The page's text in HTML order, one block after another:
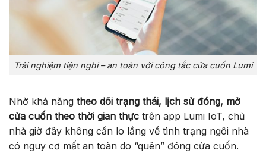
Trải nghiệm tiện nghi – an toàn với công tắc cửa cuốn Lumi
Nhờ khả năng theo dõi trạng thái, lịch sử đóng, mở
cửa cuốn theo thời gian thực trên app Lumi IoT, chủ
nhà giờ đây không cần lo lắng về tình trạng ngôi nhà
có nguy cơ mất an toàn do “quên” đóng cửa cuốn.